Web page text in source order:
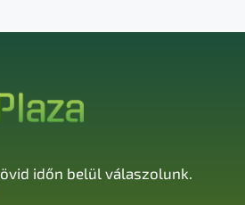
időn belül válaszolunk.